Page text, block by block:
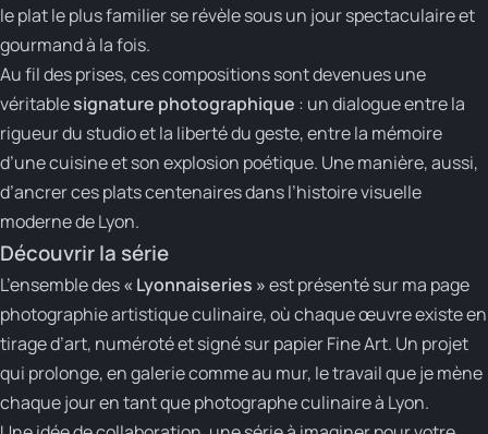
le plat le plus familier se révèle sous un jour spectaculaire et
gourmand à la fois.
Au fil des prises, ces compositions sont devenues une
véritablesignature photographique : un dialogue entre la
rigueur du studio et la liberté du geste, entre la mémoire
d’une cuisine et son explosion poétique. Une manière, aussi,
d’ancrer ces plats centenaires dans l’histoire visuelle
moderne de Lyon.
Découvrir la série
L’ensemble des« Lyonnaiseries »est présenté sur ma page
photographie artistique culinaire, où chaque œuvre existe en
tirage d’art, numéroté et signé sur papier Fine Art. Un projet
qui prolonge, en galerie comme au mur, le travail que je mène
chaque jour en tant quephotographe culinaire à Lyon.